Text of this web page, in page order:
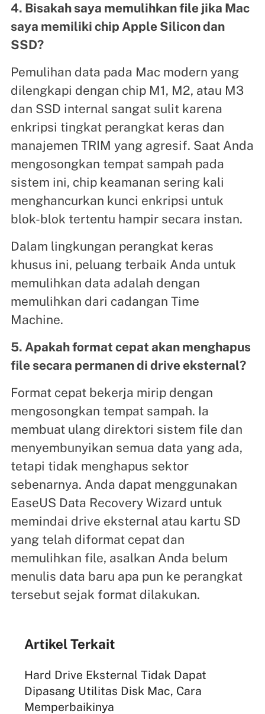
4. Bisakah saya memulihkan file jika Mac
saya memiliki chip Apple Silicon dan
SSD?
Pemulihan data pada Mac modern yang
dilengkapi dengan chip M1, M2, atau M3
dan SSD internal sangat sulit karena
enkripsi tingkat perangkat keras dan
manajemen TRIM yang agresif. Saat Anda
mengosongkan tempat sampah pada
sistem ini, chip keamanan sering kali
menghancurkan kunci enkripsi untuk
blok-blok tertentu hampir secara instan.
Dalam lingkungan perangkat keras
khusus ini, peluang terbaik Anda untuk
memulihkan data adalah dengan
memulihkan dari cadangan Time
Machine.
5. Apakah format cepat akan menghapus
file secara permanen di drive eksternal?
Format cepat bekerja mirip dengan
mengosongkan tempat sampah. Ia
membuat ulang direktori sistem file dan
menyembunyikan semua data yang ada,
tetapi tidak menghapus sektor
sebenarnya. Anda dapat menggunakan
EaseUS Data Recovery Wizard untuk
memindai drive eksternal atau kartu SD
yang telah diformat cepat dan
memulihkan file, asalkan Anda belum
menulis data baru apa pun ke perangkat
tersebut sejak format dilakukan.
Artikel Terkait
Hard Drive Eksternal Tidak Dapat
Dipasang Utilitas Disk Mac, Cara
Memperbaikinya